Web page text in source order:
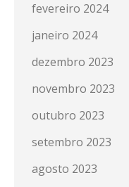
fevereiro 2024
janeiro 2024
dezembro 2023
novembro 2023
outubro 2023
setembro 2023
agosto 2023